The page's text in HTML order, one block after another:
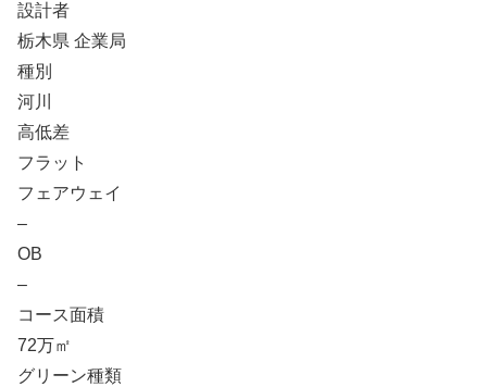
設計者
栃木県 企業局
種別
河川
高低差
フラット
フェアウェイ
–
OB
–
コース面積
72万㎡
グリーン種類